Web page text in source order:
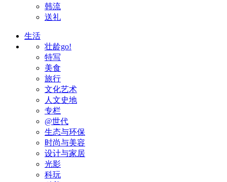
韩流
送礼
生活
壮龄go!
特写
美食
旅行
文化艺术
人文史地
专栏
@世代
生态与环保
时尚与美容
设计与家居
光影
科玩